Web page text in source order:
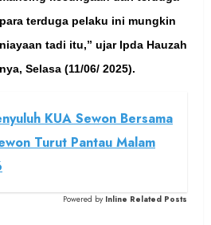
terduga pelaku ini mungkin
tadi itu,” ujar Ipda Hauzah
Selasa (11/06/ 2025).
KUA Sewon Bersama
Turut Pantau Malam
Powered by Inline Related Posts